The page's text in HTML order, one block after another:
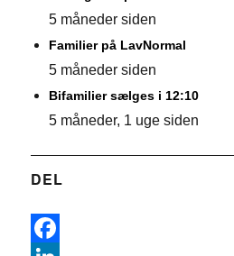
5 måneder siden
Familier på LavNormal
5 måneder siden
Bifamilier sælges i 12:10
5 måneder, 1 uge siden
DEL